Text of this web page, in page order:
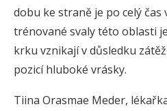
dobu ke straně je po celý čas
trénované svaly této oblasti
krku vznikají v důsledku
pozicí hluboké vrásky.
Tiina Orasmae Meder,